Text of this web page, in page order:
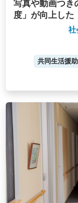
写真や動画つき
度」が向上した
社
共同生活援助